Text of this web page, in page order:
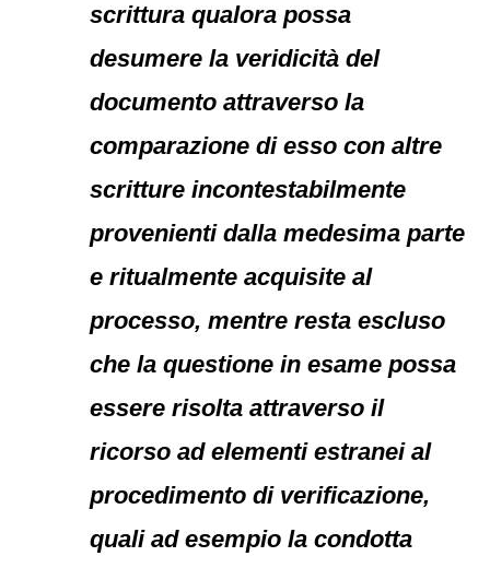
scrittura qualora possa
desumere la veridicità del
documento attraverso la
comparazione di esso con altre
scritture incontestabilmente
provenienti dalla medesima parte
e ritualmente acquisite al
processo, mentre resta escluso
che la questione in esame possa
essere risolta attraverso il
ricorso ad elementi estranei al
procedimento di verificazione,
quali ad esempio la condotta